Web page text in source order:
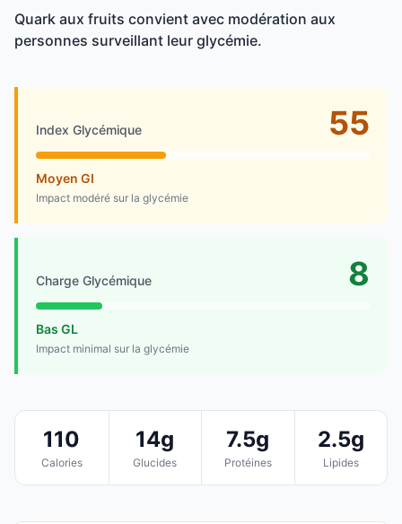
Quark aux fruits convient avec modération aux
personnes surveillant leur glycémie.
Index Glycémique 55
Moyen GI
Impact modéré sur la glycémie
Charge Glycémique 8
Bas GL
Impact minimal sur la glycémie
110
Calories
14g
Glucides
7.5g
Protéines
2.5g
Lipides